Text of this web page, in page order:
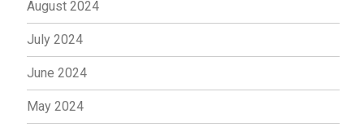
August 2024
July 2024
June 2024
May 2024